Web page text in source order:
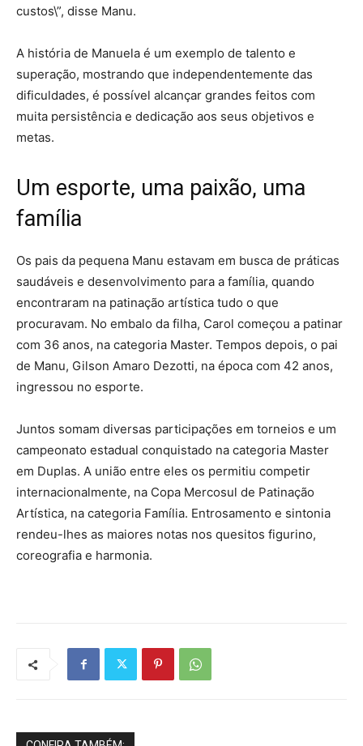
custos\”, disse Manu.
A história de Manuela é um exemplo de talento e
superação, mostrando que independentemente das
dificuldades, é possível alcançar grandes feitos com
muita persistência e dedicação aos seus objetivos e
metas.
Um esporte, uma paixão, uma
família
Os pais da pequena Manu estavam em busca de práticas
saudáveis e desenvolvimento para a família, quando
encontraram na patinação artística tudo o que
procuravam. No embalo da filha, Carol começou a patinar
com 36 anos, na categoria Master. Tempos depois, o pai
de Manu, Gilson Amaro Dezotti, na época com 42 anos,
ingressou no esporte.
Juntos somam diversas participações em torneios e um
campeonato estadual conquistado na categoria Master
em Duplas. A união entre eles os permitiu competir
internacionalmente, na Copa Mercosul de Patinação
Artística, na categoria Família. Entrosamento e sintonia
rendeu-lhes as maiores notas nos quesitos figurino,
coreografia e harmonia.